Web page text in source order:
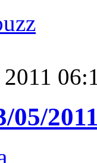
05/